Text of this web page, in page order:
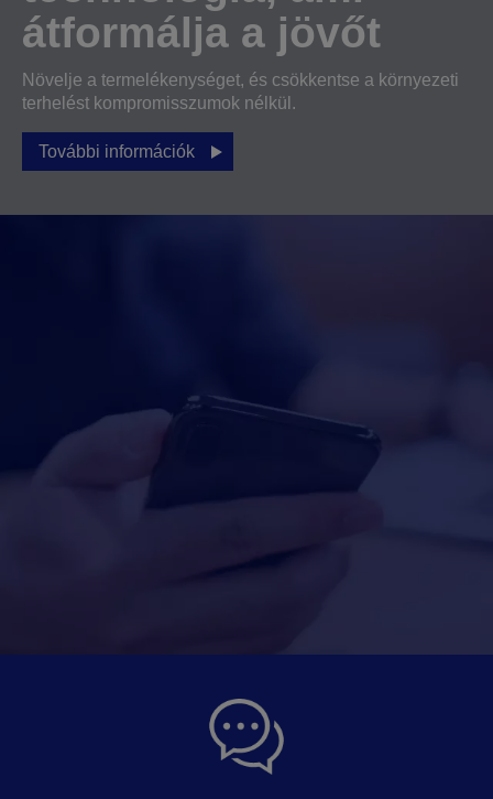
átformálja a jövőt
Növelje a termelékenységet, és csökkentse a környezeti
terhelést kompromisszumok nélkül.
További információk